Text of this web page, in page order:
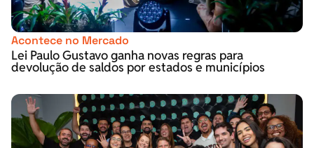
Acontece no Mercado
Lei Paulo Gustavo ganha novas regras para
devolução de saldos por estados e municípios